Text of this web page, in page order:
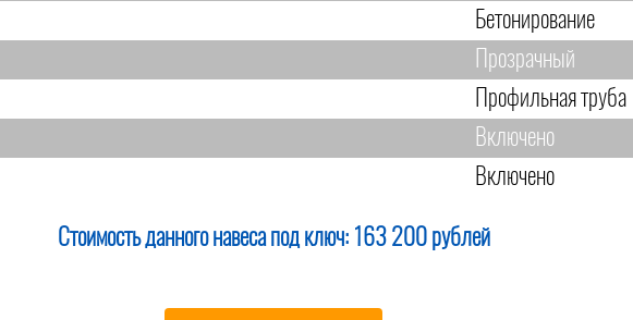
Бетонирование
Прозрачный
Профильная труба
Включено
Включено
Стоимость данного навеса под ключ: 163 200 рублей